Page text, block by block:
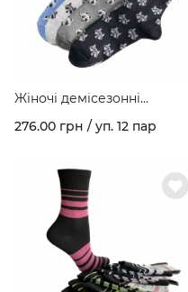
Жіночі демісезонні
шкарпетки стрейчеві
"ЄНОТИ "асорті в упаковці
276.00 грн / уп. 12 пар